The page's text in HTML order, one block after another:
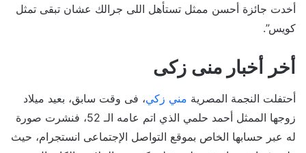
أخدت جائزة أحسن ممثل تستأهل اللى جرالك عشان تبقى تمثل
كويس”.
أخر أخبار منى زكى
أحتفلت النجمة المصرية مني زكي، فى وقت سابق، بعيد ميلاد
زوجها الممثل ​أحمد حلمي​ الذي اتم عامه الـ 52، فنشرت صورة
له عبر حسابها الخاص بموقع التواصل الإجتماعى انستجرام، حيث